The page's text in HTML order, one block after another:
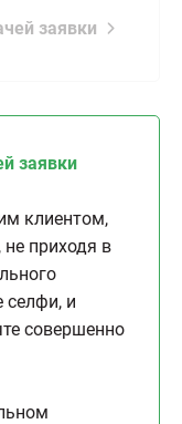
заявки
заявки
клиентом,
приходя в
селфи, и
совершенно